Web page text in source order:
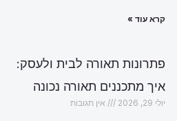
קרא עוד »
פתרונות תאורה לבית ולעסק:
איך מתכננים תאורה נכונה
יולי 29, 2026 אין תגובות